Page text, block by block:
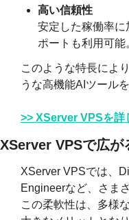
高い信頼性
安定した稼働率
ポートも利用可能
このような特長によ
うな高機能AIツール
>> XServer VPSを詳
XServer VPSで広が
XServer VPSでは、
Engineerなど、さま
この柔軟性は、多様